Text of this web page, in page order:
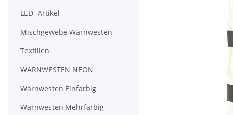
LED -Artikel
Mischgewebe Warnwesten
Textilien
WARNWESTEN NEON
Warnwesten Einfarbig
Warnwesten Mehrfarbig